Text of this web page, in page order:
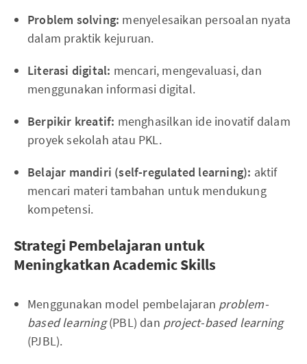
Problem solving: menyelesaikan persoalan nyata
dalam praktik kejuruan.
Literasi digital: mencari, mengevaluasi, dan
menggunakan informasi digital.
Berpikir kreatif: menghasilkan ide inovatif dalam
proyek sekolah atau PKL.
Belajar mandiri (self-regulated learning): aktif
mencari materi tambahan untuk mendukung
kompetensi.
Strategi Pembelajaran untuk
Meningkatkan Academic Skills
Menggunakan model pembelajaran problem-
based learning(PBL) dan project-based learning
(PJBL).